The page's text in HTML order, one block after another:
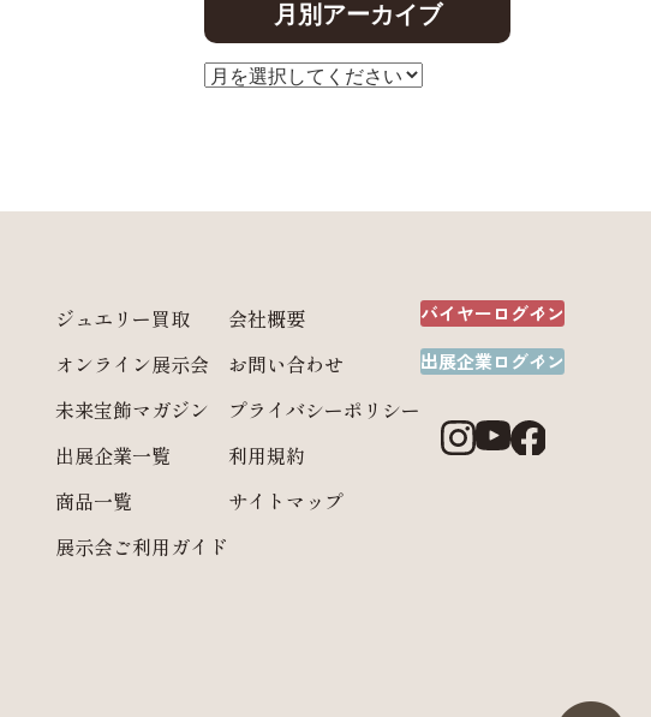
月別アーカイブ
ジュエリー買取
オンライン展示会
未来宝飾マガジン
出展企業一覧
商品一覧
展示会ご利用ガイド
会社概要
お問い合わせ
プライバシーポリシー
利用規約
サイトマップ
バイヤーログイン
出展企業ログイン